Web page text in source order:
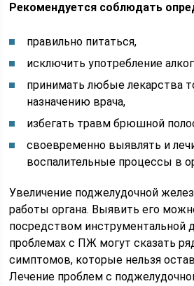
Рекомендуется соблюдать
правильно питаться,
исключить употребление
принимать любые лекарства
назначению врача,
избегать травм брюшной
своевременно выявлять и
воспалительные процессы в
Увеличение поджелудочной
работы органа. Выявить его
посредством инструментальной
проблемах с ПЖ могут сказать
симптомов, которые нельзя
Лечение проблем с